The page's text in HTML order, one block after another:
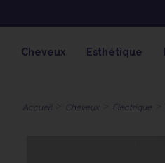
OFFRE
Cheveux Esthétique
Accueil Cheveux Électrique